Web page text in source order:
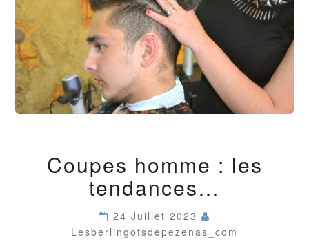
HOMME
:
LES
Coupes homme : les
tendances…
24 Juillet 2023
Lesberlingotsdepezenas_com